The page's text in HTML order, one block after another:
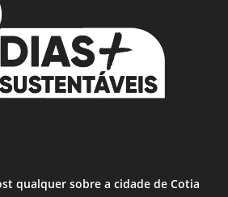
qualquer sobre a cidade de Cotia